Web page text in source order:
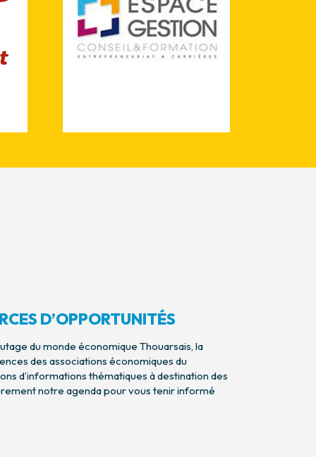
D’OPPORTUNITÉS
du monde économique Thouarsais, la
des associations économiques du
d’informations thématiques à destination des
notre agenda pour vous tenir informé